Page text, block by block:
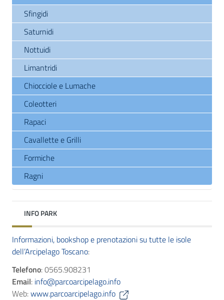
Sfingidi
Saturnidi
Nottuidi
Limantridi
Chiocciole e Lumache
Coleotteri
Rapaci
Cavallette e Grilli
Formiche
Ragni
INFO PARK
Informazioni, bookshop e prenotazioni su tutte le isole
dell’Arcipelago Toscano:
Telefono: 0565.908231
Email: info@parcoarcipelago.info
Web:www.parcoarcipelago.info